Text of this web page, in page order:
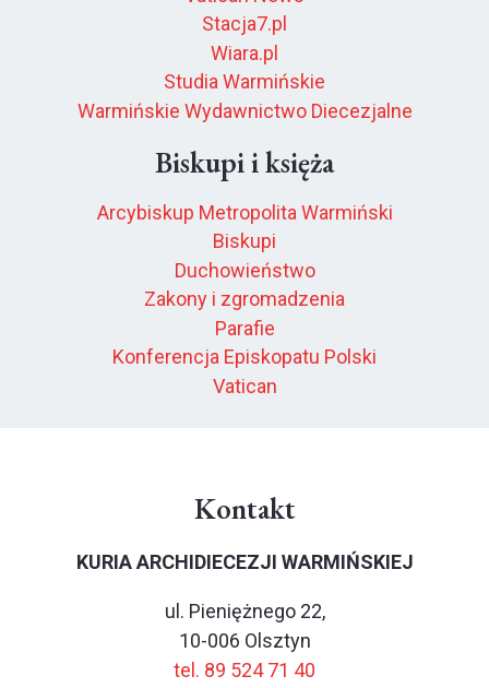
Stacja7.pl
Wiara.pl
Studia Warmińskie
Warmińskie Wydawnictwo Diecezjalne
Biskupi i księża
Arcybiskup Metropolita Warmiński
Biskupi
Duchowieństwo
Zakony i zgromadzenia
Parafie
Konferencja Episkopatu Polski
Vatican
Kontakt
KURIA ARCHIDIECEZJI WARMIŃSKIEJ
ul. Pieniężnego 22,
10-006 Olsztyn
tel. 89 524 71 40